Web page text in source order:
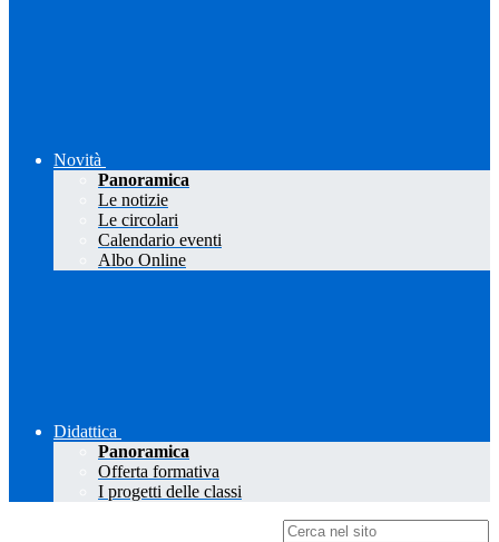
Novità
Panoramica
Le notizie
Le circolari
Calendario eventi
Albo Online
Didattica
Panoramica
Offerta formativa
I progetti delle classi